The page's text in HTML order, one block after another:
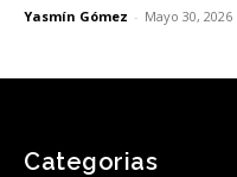
Yasmín Gómez - Mayo 30, 2026
Categorias